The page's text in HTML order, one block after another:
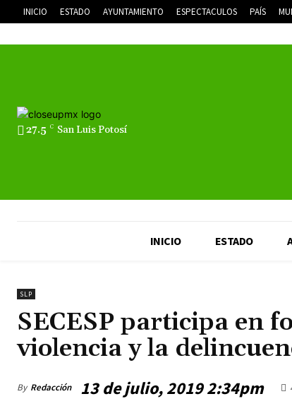
INICIO ESTADO AYUNTAMIENTO ESPECTACULOS PAÍS
27.5 C San Luis Potosí
INICIO ESTADO
SLP
SECESP participa en
violencia y la
By Redacción 13 de julio, 2019 2:34pm